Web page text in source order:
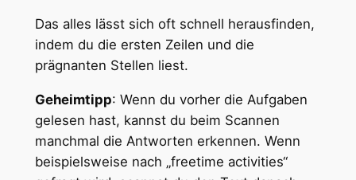
Das alles lässt sich oft schnell herausfinden,
indem du die ersten Zeilen und die
prägnanten Stellen liest.
Geheimtipp: Wenn du vorher die Aufgaben
gelesen hast, kannst du beim Scannen
manchmal die Antworten erkennen. Wenn
beispielsweise nach „freetime activities“